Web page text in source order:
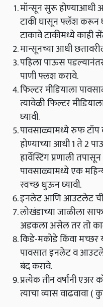
मॉन्सूनसुरूहोण्याआधी
टाकीघासूनफ्लॅशकरून
टाकावेटाकीमध्येकाही
मान्सूनच्याआधी
पहिलापाऊस
पाणीफ्लशकरावे.
फिल्टरमीडियाला
त्यावेळीफिल्टर
घ्यावी.
पावसाळ्यामध्येरुफटॉप
होण्याच्याआधी1ते2
हार्वेस्टिंगप्रणालीतपासून
पावसाळ्यामध्येएक
स्वच्छधुऊनघ्यावी.
इनलेटआणिआउटलेटची
लोखंडाच्याजाळीलासाफ
अडकलाअसेलतरतो
किडे-मकोडेकिंवामच्छर
पावसातइनलेटव
बंदकरावे.
प्रत्येकतीनवर्षांनीएअर
त्याचाव्यासवाढवावा(